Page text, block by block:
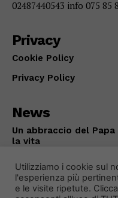
02487440543 info 075 85
Privacy
Cookie Policy
Privacy Policy
News
Un abbraccio del
la vita
Utilizziamo i cookie sul
l'esperienza più
e le visite ripetute.